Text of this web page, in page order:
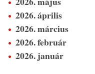
2026. április
2026. március
2026. február
2026. január